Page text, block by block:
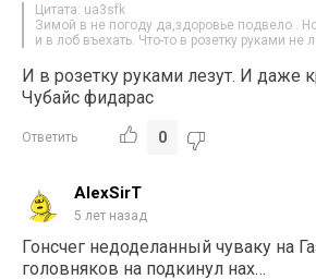
Цитата: ua3sfk
Зимой в не погоду да,здоровье подвело .
и в лоб въехать. Что-то в розетку руками не
И в розетку руками лезут. И даже
Чубайс фидарас
Ответить 0
AlexSirT
5 лет назад
Гонсчег недоделанный чуваку на
головняков на подкинул нах…